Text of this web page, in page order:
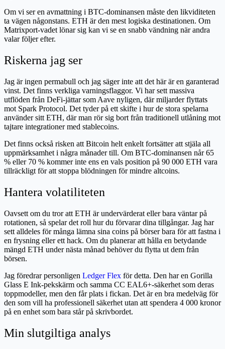
Om vi ser en avmattning i BTC-dominansen måste den likviditeten
ta vägen någonstans. ETH är den mest logiska destinationen. Om
Matrixport-vadet lönar sig kan vi se en snabb vändning när andra
valar följer efter.
Riskerna jag ser
Jag är ingen permabull och jag säger inte att det här är en garanterad
vinst. Det finns verkliga varningsflaggor. Vi har sett massiva
utflöden från DeFi-jättar som Aave nyligen, där miljarder flyttats
mot Spark Protocol. Det tyder på ett skifte i hur de stora spelarna
använder sitt ETH, där man rör sig bort från traditionell utlåning mot
tajtare integrationer med stablecoins.
Det finns också risken att Bitcoin helt enkelt fortsätter att stjäla all
uppmärksamhet i några månader till. Om BTC-dominansen når 65
% eller 70 % kommer inte ens en vals position på 90 000 ETH vara
tillräckligt för att stoppa blödningen för mindre altcoins.
Hantera volatiliteten
Oavsett om du tror att ETH är undervärderat eller bara väntar på
rotationen, så spelar det roll hur du förvarar dina tillgångar. Jag har
sett alldeles för många lämna sina coins på börser bara för att fastna i
en frysning eller ett hack. Om du planerar att hålla en betydande
mängd ETH under nästa månad behöver du flytta ut dem från
börsen.
Jag föredrar personligen Ledger Flex för detta. Den har en Gorilla
Glass E Ink-pekskärm och samma CC EAL6+-säkerhet som deras
toppmodeller, men den får plats i fickan. Det är en bra medelväg för
den som vill ha professionell säkerhet utan att spendera 4 000 kronor
på en enhet som bara står på skrivbordet.
Min slutgiltiga analys